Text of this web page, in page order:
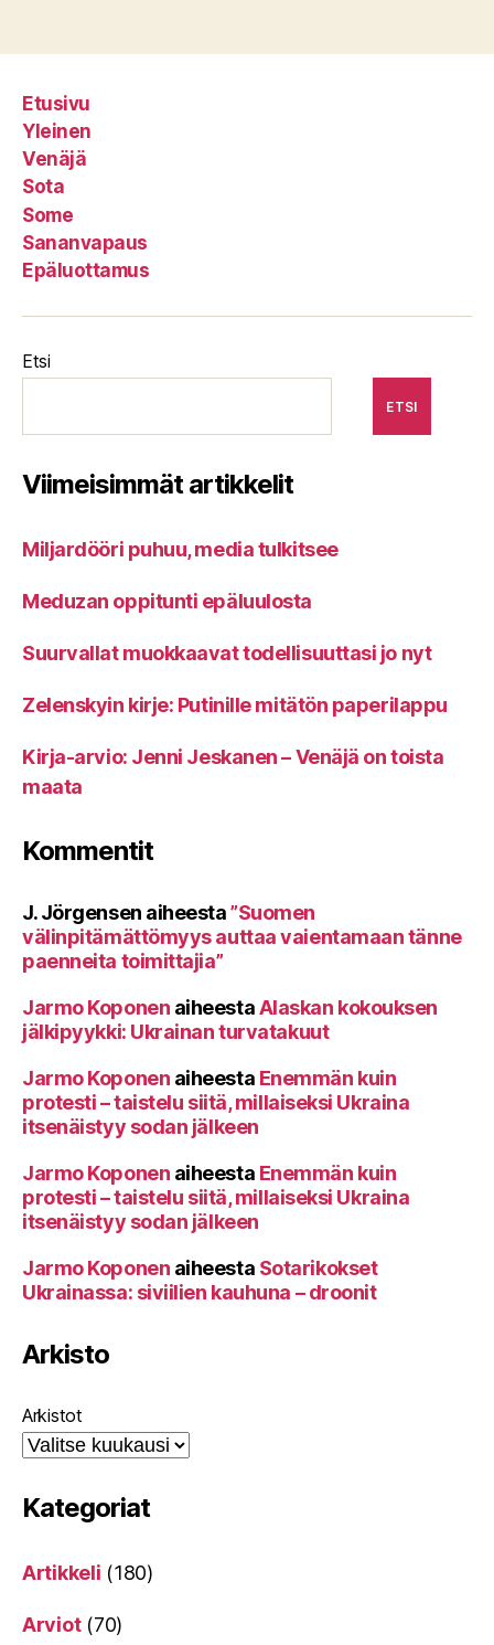
Etusivu
Yleinen
Venäjä
Sota
Some
Sananvapaus
Epäluottamus
Etsi
ETSI
Viimeisimmät artikkelit
Miljardööri puhuu, media tulkitsee
Meduzan oppitunti epäluulosta
Suurvallat muokkaavat todellisuuttasi jo nyt
Zelenskyin kirje: Putinille mitätön paperilappu
Kirja-arvio: Jenni Jeskanen – Venäjä on toista
maata
Kommentit
J. Jörgensen aiheesta”Suomen
välinpitämättömyys auttaa vaientamaan tänne
paenneita toimittajia”
Jarmo Koponen aiheestaAlaskan kokouksen
jälkipyykki: Ukrainan turvatakuut
Jarmo Koponen aiheesta Enemmän kuin
protesti – taistelu siitä, millaiseksi Ukraina
itsenäistyy sodan jälkeen
Jarmo Koponen aiheesta Enemmän kuin
protesti – taistelu siitä, millaiseksi Ukraina
itsenäistyy sodan jälkeen
Jarmo Koponen aiheesta Sotarikokset
Ukrainassa: siviilien kauhuna – droonit
Arkisto
Arkistot
Kategoriat
Artikkeli (180)
Arviot(70)